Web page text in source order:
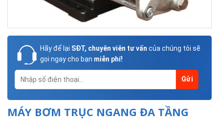
Hãy để lại SĐT, chuyên viên tư vấn của chúng tôi sẽ
gọi ngay cho bạn miễn phí!
MÁY BƠM TRỤC NGANG ĐA TẦNG